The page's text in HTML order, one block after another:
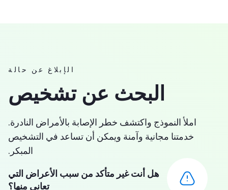
الإبلاغ عن حالة
البحث عن تشخيص
املأ النموذج واكتشف خطر الإصابة بالأمراض النادرة.
خدمتنا مجانية وآمنة ويمكن أن تساعد في التشخيص
المبكر.
هل أنت غير متأكد من سبب الأعراض التي
تعاني منها؟